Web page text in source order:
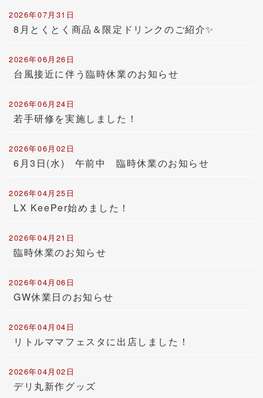
2026年07月31日
8月とくとく商品＆限定ドリンクのご紹介✨
2026年06月26日
台風接近に伴う臨時休業のお知らせ
2026年06月24日
若手研修を実施しました！
2026年06月02日
6月3日(水) 午前中 臨時休業のお知らせ
2026年04月25日
LX KeePer始めました！
2026年04月21日
臨時休業のお知らせ
2026年04月06日
GW休業日のお知らせ
2026年04月04日
リトルママフェスタに出店しました！
2026年04月02日
デリ丸新作グッズ